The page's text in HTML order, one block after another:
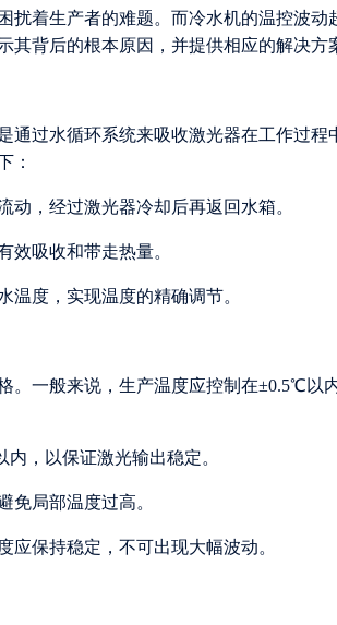
扰着生产者的难题。而冷水机的温控波
背后的根本原因，并提供相应的解决方
通过水循环系统来吸收激光器在工作过
：
，经过激光器冷却后再返回水箱。
吸收和带走热量。
度，实现温度的精确调节。
。一般来说，生产温度应控制在±0.5℃以
，以保证激光输出稳定。
免局部温度过高。
保持稳定，不可出现大幅波动。